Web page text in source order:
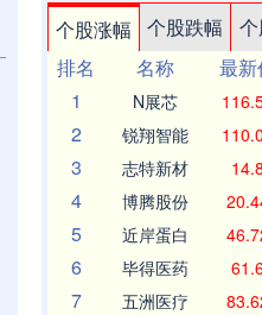
个股涨幅 个股跌幅
排名
名称 最新
1
N展芯
2 锐翔智能
3 志特新材 14.8
4 博腾股份
5 近岸蛋白
6 毕得医药
7 五洲医疗